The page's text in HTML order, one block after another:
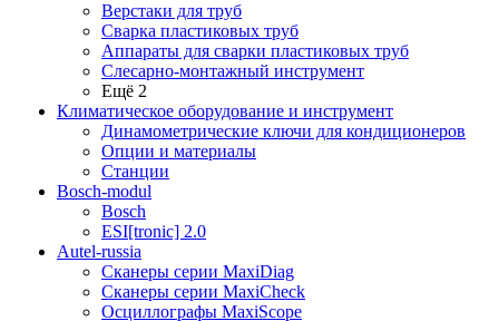
Верстаки для труб
Сварка пластиковых труб
Аппараты для сварки пластиковых труб
Слесарно-монтажный инструмент
Ещё 2
Климатическое оборудование и инструмент
Динамометрические ключи для кондиционеров
Опции и материалы
Станции
Bosch-modul
Bosch
ESI[tronic] 2.0
Autel-russia
Сканеры серии MaxiDiag
Сканеры серии MaxiCheck
Осциллографы MaxiScope